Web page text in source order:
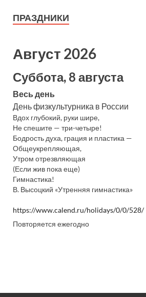
ПРАЗДНИКИ
Август 2026
Суббота, 8 августа
Весь день
День физкультурника в России
Вдох глубокий, руки шире,
Не спешите — три-четыре!
Бодрость духа, грация и пластика —
Общеукрепляющая,
Утром отрезвляющая
(Если жив пока еще)
Гимнастика!
В. Высоцкий «Утренняя гимнастика»
https://www.calend.ru/holidays/0/0/528/
Повторяется ежегодно